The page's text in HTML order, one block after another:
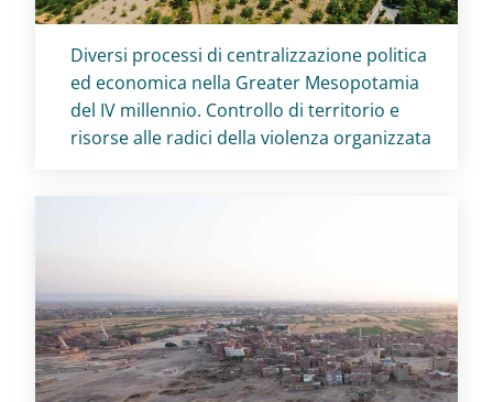
Titolo card:
Diversi processi di centralizzazione politica
ed economica nella Greater Mesopotamia
del IV millennio. Controllo di territorio e
risorse alle radici della violenza organizzata